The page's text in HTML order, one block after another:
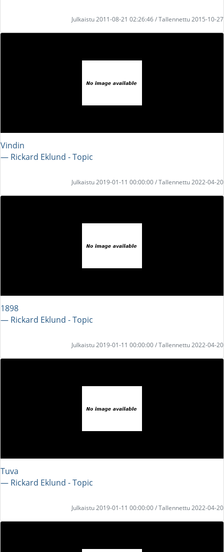
Julkaistu 2011-08-21 02:26:46 / Tallennettu 2015-10-27
Vindin
― Rickard Eklund - Topic
Julkaistu 2019-01-11 00:00:00 / Tallennettu 2022-04-20
1898
― Rickard Eklund - Topic
Julkaistu 2019-01-11 00:00:00 / Tallennettu 2022-04-20
Tuva
― Rickard Eklund - Topic
Julkaistu 2019-01-11 00:00:00 / Tallennettu 2022-04-20